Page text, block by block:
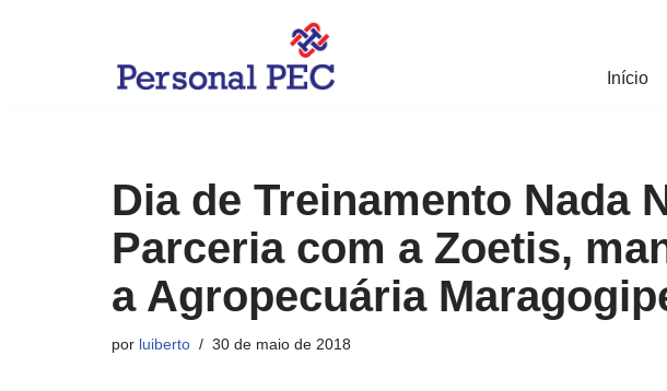
Início
Dia de Treinamento Nada
Parceria com a Zoetis,
a Agropecuária
por luiberto 30 de maio de 2018